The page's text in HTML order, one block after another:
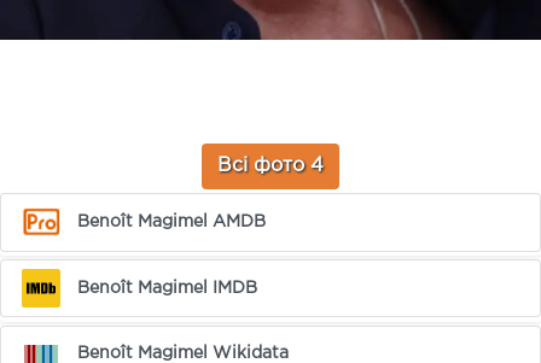
Всі фото 4
Benoît Magimel AMDB
Benoît Magimel IMDB
Benoît Magimel Wikidata